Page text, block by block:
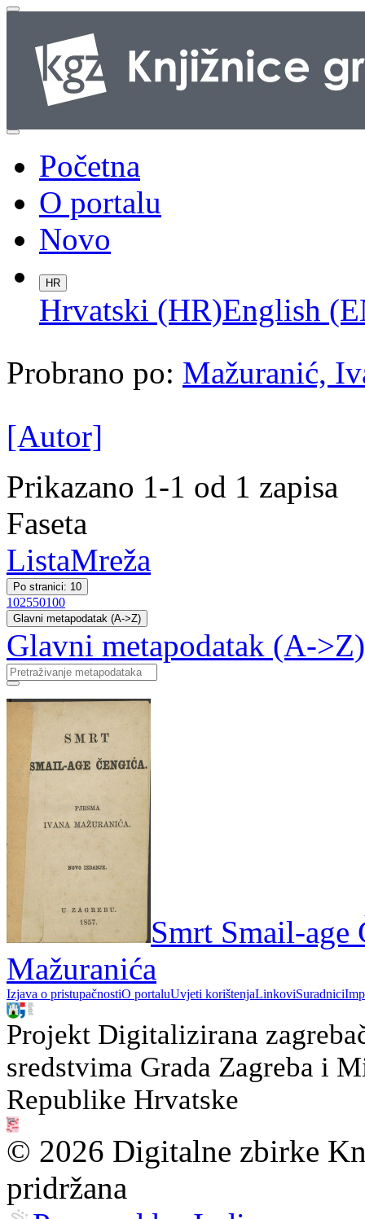
Početna
O portalu
Novo
HR
Hrvatski (HR)English
Probrano po: Mažuranić,
[Autor]
Prikazano 1-1 od 1 zapisa
Faseta
ListaMreža
Po stranici: 10
102550100
Glavni metapodatak (A->Z)
Glavni metapodatak (A->Z)
Smrt Smail-age
Mažuranića
Izjava o pristupačnostiO portaluUvjeti korištenjaLinkoviSuradnici
Projekt Digitalizirana
sredstvima Grada Zagreba i
Republike Hrvatske
© 2026 Digitalne zbirke
pridržana